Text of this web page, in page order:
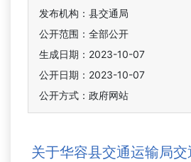
发布机构：县交通局
公开范围：全部公开
生成日期：2023-10-07
公开日期：2023-10-07
公开方式：政府网站
关于华容县交通运输局